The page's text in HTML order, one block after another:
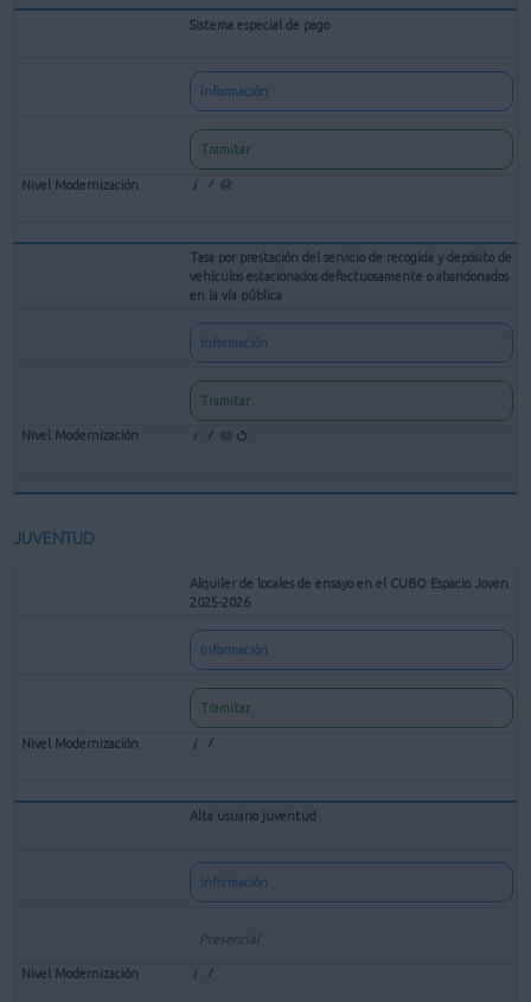
Sistema especial de pago
Información
Tramitar
Tasa por prestación del servicio de recogida y depósito de
vehículos estacionados defectuosamente o abandonados
en la vía pública
Información
Tramitar
JUVENTUD
Alquiler de locales de ensayo en el CUBO Espacio Joven
2025-2026
Información
Tramitar
Alta usuario juventud
Información
Presencial